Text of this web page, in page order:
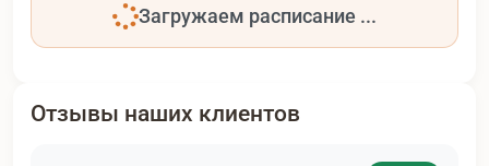
Загружаем расписание ...
Отзывы наших клиентов